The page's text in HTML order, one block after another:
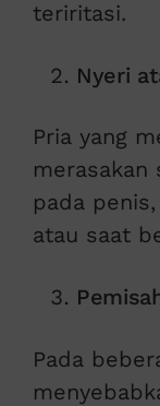
teriritasi.
Nyeri
Pria yang
merasakan
pada
atau saat
Pada